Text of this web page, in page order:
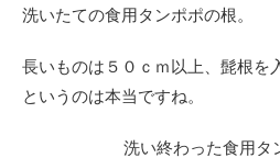
洗いたての食用タンポポの根。
長いものは５０ｃｍ以上、髭根を
というのは本当ですね。
洗い終わった食用タ